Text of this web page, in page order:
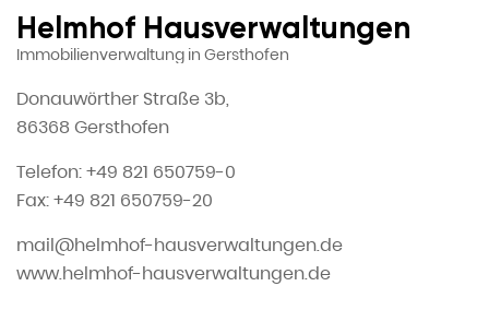
Helmhof Hausverwaltungen
Immobilienverwaltung in Gersthofen
Donauwörther Straße 3b,
86368 Gersthofen
Telefon: +49 821 650759-0
Fax: +49 821 650759-20
mail@helmhof-hausverwaltungen.de
www.helmhof-hausverwaltungen.de